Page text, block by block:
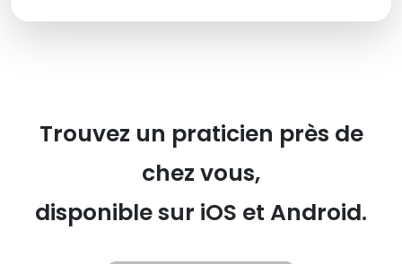
Trouvez un praticien près de
chez vous,
disponible sur iOS et Android.